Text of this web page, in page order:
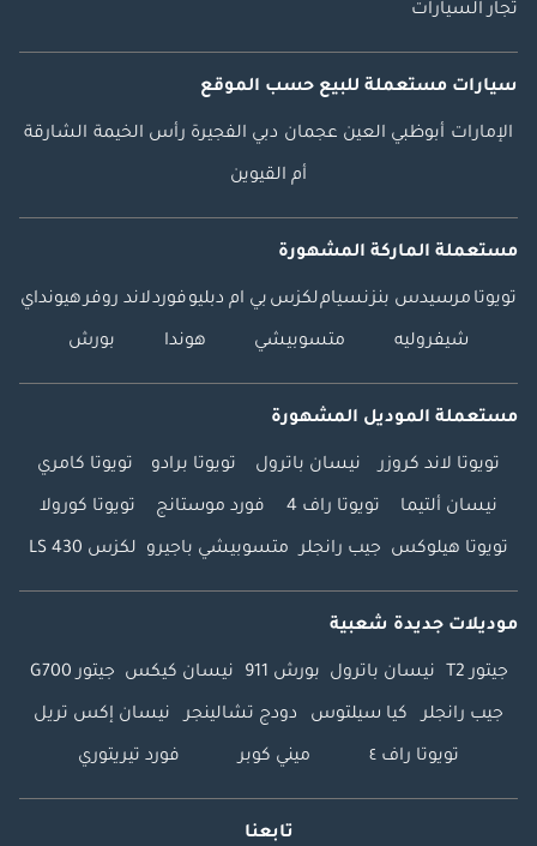
تجار السيارات
سيارات مستعملة للبيع حسب الموقع
الإمارات أبوظبي العين عجمان دبي الفجيرة رأس الخيمة الشارقة
أم القيوين
مستعملة الماركة المشهورة
تويوتا مرسيدس بنزنسياملكزس بي ام دبليوفوردلاند روفرهيونداي
شيفروليه متسوبيشي هوندا بورش
مستعملة الموديل المشهورة
تويوتا لاند كروزر نيسان باترول تويوتا برادو تويوتا كامري
نيسان ألتيما تويوتا راف 4 فورد موستانج تويوتا كورولا
تويوتا هيلوكس جيب رانجلر متسوبيشي باجيرو لكزس LS 430
موديلات جديدة شعبية
جيتور T2 نيسان باترول بورش 911 نيسان كيكس جيتور G700
جيب رانجلر كيا سيلتوس دودج تشالينجر نيسان إكس تريل
تويوتا راف ٤ ميني كوبر فورد تيريتوري
تابعنا